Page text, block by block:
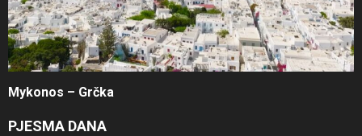
Mykonos – Grčka
PJESMA DANA